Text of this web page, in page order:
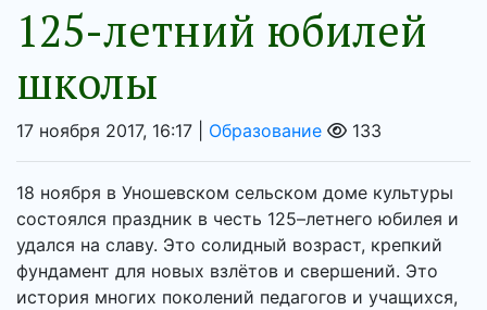
125-летний юбилей
школы
17 ноября 2017, 16:17 | Образование 133
18 ноября в Уношевском сельском доме культуры
состоялся праздник в честь 125–летнего юбилея и
удался на славу. Это солидный возраст, крепкий
фундамент для новых взлётов и свершений. Это
история многих поколений педагогов и учащихся,